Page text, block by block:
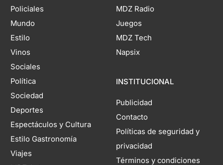
Policiales
Mundo
Estilo
Vinos
Sociales
Política
Sociedad
Deportes
Espectáculos y Cultura
Estilo Gastronomía
Viajes
MDZ Radio
Juegos
MDZ Tech
Napsix
INSTITUCIONAL
Publicidad
Contacto
Políticas de seguridad y
privacidad
Términos y condiciones